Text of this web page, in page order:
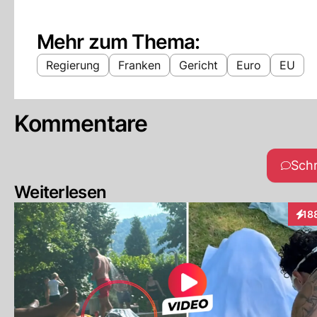
Mehr zum Thema:
Regierung Franken Gericht Euro EU
Kommentare
Weiterlesen